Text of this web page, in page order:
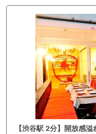
【渋谷駅 2分】開放感